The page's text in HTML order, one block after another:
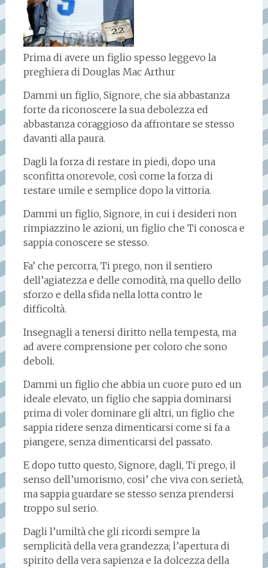
Prima di avere un figlio spesso leggevo la
preghiera di Douglas Mac Arthur
Dammi un figlio, Signore, che sia abbastanza
forte da riconoscere la sua debolezza ed
abbastanza coraggioso da affrontare se stesso
davanti alla paura.
Dagli la forza di restare in piedi, dopo una
sconfitta onorevole, così come la forza di
restare umile e semplice dopo la vittoria.
Dammi un figlio, Signore, in cui i desideri non
rimpiazzino le azioni, un figlio che Ti conosca e
sappia conoscere se stesso.
Fa’ che percorra, Ti prego, non il sentiero
dell’agiatezza e delle comodità, ma quello dello
sforzo e della sfida nella lotta contro le
difficoltà.
Insegnagli a tenersi diritto nella tempesta, ma
ad avere comprensione per coloro che sono
deboli.
Dammi un figlio che abbia un cuore puro ed un
ideale elevato, un figlio che sappia dominarsi
prima di voler dominare gli altri, un figlio che
sappia ridere senza dimenticarsi come si fa a
piangere, senza dimenticarsi del passato.
E dopo tutto questo, Signore, dagli, Ti prego, il
senso dell’umorismo, cosi’ che viva con serietà,
ma sappia guardare se stesso senza prendersi
troppo sul serio.
Dagli l’umiltà che gli ricordi sempre la
semplicità della vera grandezza; l’apertura di
spirito della vera sapienza e la dolcezza della